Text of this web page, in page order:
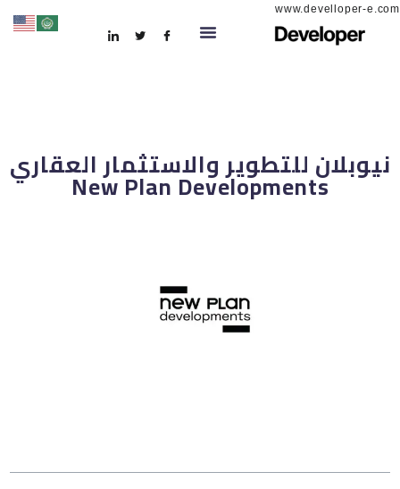
www.develloper-e.com
نيوبلان للتطوير والاستثمار العقاري
New Plan Developments